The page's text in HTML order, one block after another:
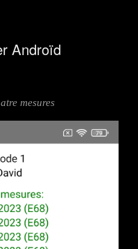
Androïd
mesures